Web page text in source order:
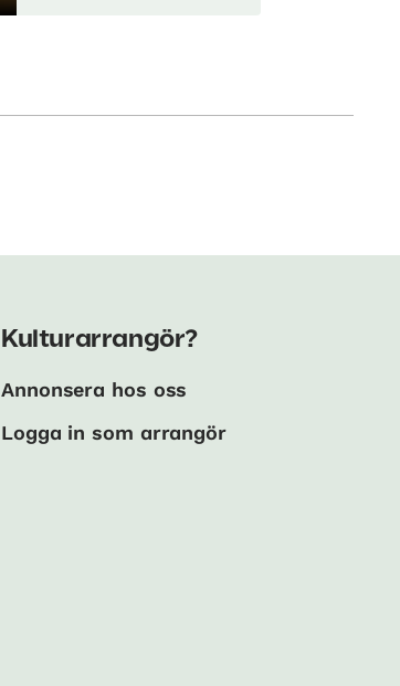
Kulturarrangör?
Annonsera hos oss
Logga in som arrangör